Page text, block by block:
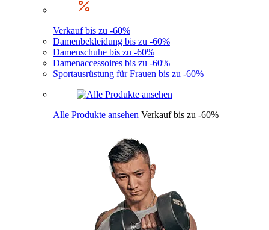
Verkauf bis zu -60%
Damenbekleidung bis zu -60%
Damenschuhe bis zu -60%
Damenaccessoires bis zu -60%
Sportausrüstung für Frauen bis zu -60%
Alle Produkte ansehen Verkauf bis zu -60%